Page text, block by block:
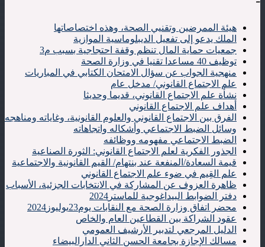
هيئة الممرضين وتقنيي الصحة، وهذه اختصاصاتها
الملك يدعو إلى تفعيل الديبلوماسية الموازية
جمعيات حماية المال تنظم وقفة احتجاجية بسبب م3
توظيف 40 مساعدا تقنيا في وزارة الصحة
منهجية الجواب عن سؤال الامتحان الكتابي في المباريات
علم الاجتماع القانوني/ مدخل عام
نشأة علم الاجتماع القانوني، قديما وحديثا
أهداف علم الاجتماع القانوني
الفرق بين الاجتماع القانوني والعلوم القانونية، وغاياته ومناهجه
وسائل الضبط الاجتماعي وأشكاله واتجاهاته
الضبط الاجتماعي مفهومه ووظائفه
الجذور الفكرية لعلم الاجتماع القانوني: الثورة الصناعية
قيمة السعادة/المنفعة عند بنتهام/ القيم القانونية والاجتماعية
علم القِيم في ضوء علم الاجتماع القانوني
ظاهرة العزوف عن المشاركة في الانتخابات الجزئية، الأسباب
دفتر الضوابط البيداغوجية للماستر2024
محضر اتفاق وزارة الصحة مع النقابات يوم23يوليوز2024
عقود الشراكة بين القطاعين العام والخاص
الدليل المرجعي لتدبير الأرشيف العمومي
مسالك الإجازة بجامعة الحسن الثاني الدارالبيضاء